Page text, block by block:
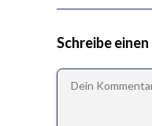
Schreibe